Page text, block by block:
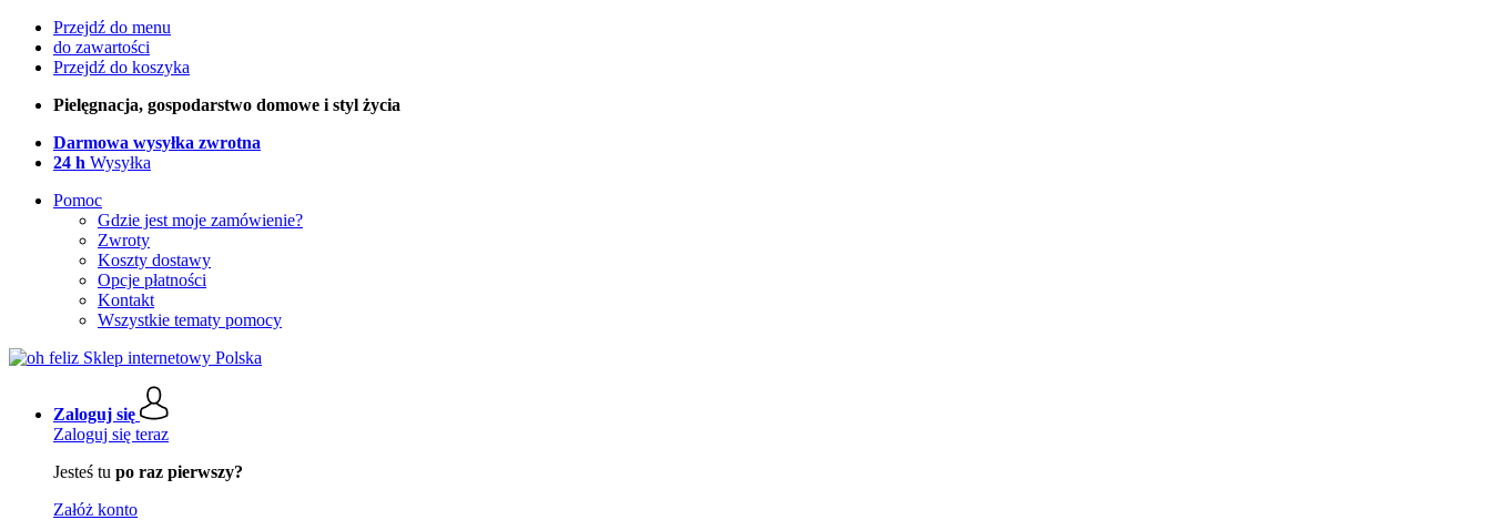
Przejdź do menu
do zawartości
Przejdź do koszyka
Pielęgnacja, gospodarstwo domowe i styl życia
Darmowa wysyłka zwrotna
24 h Wysyłka
Pomoc
Gdzie jest moje zamówienie?
Zwroty
Koszty dostawy
Opcje płatności
Kontakt
Wszystkie tematy pomocy
Zaloguj się
Zaloguj się teraz
Jesteś tu po raz pierwszy?
Załóż konto